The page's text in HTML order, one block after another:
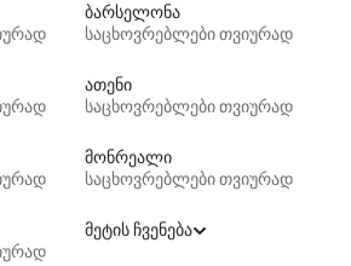
ბარსელონა
საცხოვრებლები თვიურად
ათენი
საცხოვრებლები თვიურად
მონრეალი
საცხოვრებლები თვიურად
მეტის ჩვენება